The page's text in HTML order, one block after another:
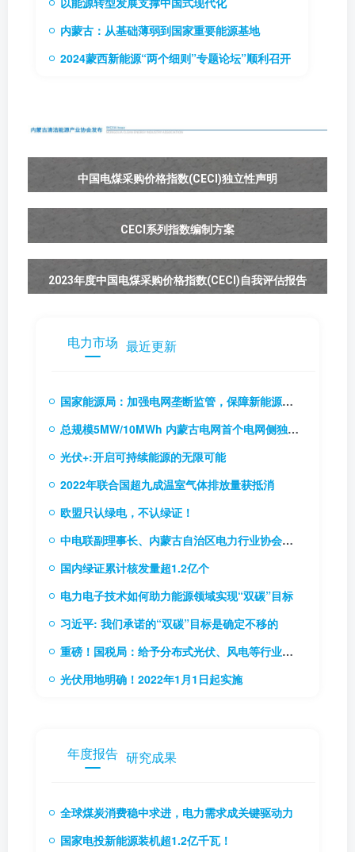
内蒙古：从基础薄弱到国家重要能源基地
2024蒙西新能源“两个细则”专题论坛”顺利召开
中国电煤采购价格指数(CECI)独立性声明
CECI系列指数编制方案
2023年度中国电煤采购价格指数(CECI)自我评估报告
电力市场 最近更新
国家能源局：加强电网垄断监管，保障新能源和新型主体接入电网
总规模5MW/10MWh 内蒙古电网首个电网侧独立储能电站成功并网
光伏+:开启可持续能源的无限可能
2022年联合国超九成温室气体排放量获抵消
欧盟只认绿电，不认绿证！
中电联副理事长、内蒙古自治区电力行业协会理事长贾振国率队到访协会
国内绿证累计核发量超1.2亿个
电力电子技术如何助力能源领域实现“双碳”目标
习近平: 我们承诺的“双碳”目标是确定不移的
重磅！国税局：给予分布式光伏、风电等行业税费优惠（附56项税费优惠政策）
光伏用地明确！2022年1月1日起实施
年度报告 研究成果
全球煤炭消费稳中求进，电力需求成关键驱动力
国家电投新能源装机超1.2亿千瓦！